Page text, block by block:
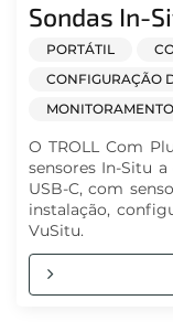
Sondas In-
PORTÁTIL
CONFIGURAÇÃO
O TROLL Com
sensores In-Situ
USB-C, com
instalação,
VuSitu.